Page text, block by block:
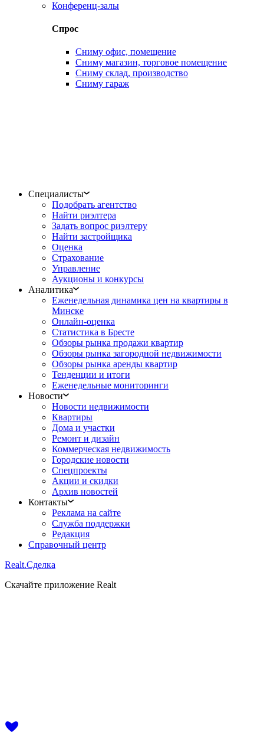
Конференц-залы
Спрос
Сниму офис, помещение
Сниму магазин, торговое помещение
Сниму склад, производство
Сниму гараж
Специалисты
Подобрать агентство
Найти риэлтера
Задать вопрос риэлтеру
Найти застройщика
Оценка
Страхование
Управление
Аукционы и конкурсы
Аналитика
Еженедельная динамика цен на квартиры в
Минске
Онлайн-оценка
Статистика в Бресте
Обзоры рынка продажи квартир
Обзоры рынка загородной недвижимости
Обзоры рынка аренды квартир
Тенденции и итоги
Еженедельные мониторинги
Новости
Новости недвижимости
Квартиры
Дома и участки
Ремонт и дизайн
Коммерческая недвижимость
Городские новости
Спецпроекты
Акции и скидки
Архив новостей
Контакты
Реклама на сайте
Служба поддержки
Редакция
Справочный центр
Realt.Сделка
Скачайте приложение Realt